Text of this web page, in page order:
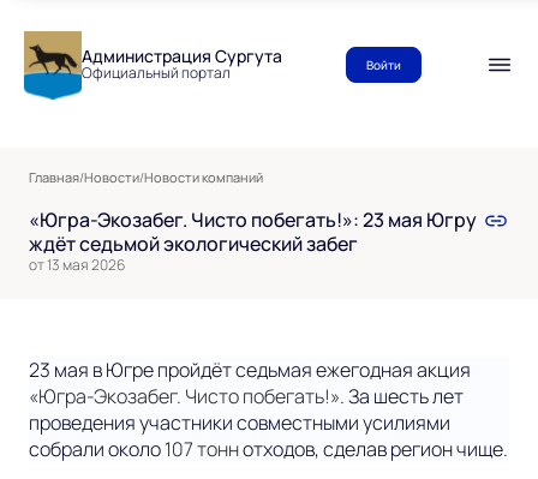
Администрация Сургута
Официальный портал Войти
Главная/Новости/Новости компаний
«Югра-Экозабег. Чисто побегать!»: 23 мая Югру
ждёт седьмой экологический забег
от 13 мая 2026
23 мая в Югре пройдёт седьмая ежегодная акция
«Югра-Экозабег. Чисто побегать!». За шесть лет
проведения участники совместными усилиями
собрали около107 тоннотходов, сделав регион чище.